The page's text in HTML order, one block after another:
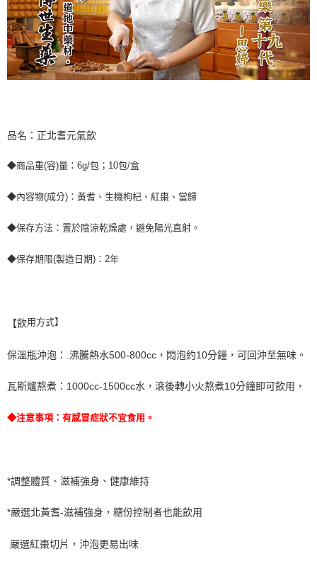
品名：正北耆元氣飲
◆商品重(容)量：6g/包；10包/盒
◆內容物(成分)：黃耆、生機枸杞、紅棗、當歸
◆保存方法：置於陰涼乾燥處，避免陽光直射。
◆保存期限(製造日期)：2年
【飲用方式】
保溫瓶沖泡：.沸騰熱水500-800cc，悶泡約10分鐘，可回沖至無味。
瓦斯爐熬煮：1000cc-1500cc水，滾後轉小火熬煮10分鐘即可飲用，
◆注意事項：有感冒症狀不宜食用。
*調整體質、滋補強身、健康維持
*嚴選北黃耆-滋補強身，糖份控制者也能飲用
嚴選紅棗切片，沖泡更易出味